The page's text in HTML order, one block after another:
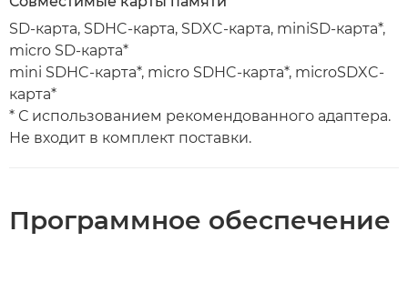
SD-карта, SDHC-карта, SDXC-карта, miniSD-карта*,
micro SD-карта*
mini SDHC-карта*, micro SDHC-карта*, microSDXC-
карта*
* С использованием рекомендованного адаптера.
Не входит в комплект поставки.
Программное обеспечение